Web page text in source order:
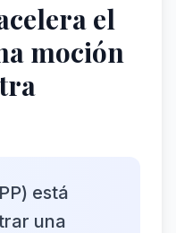
el
moción
está
una